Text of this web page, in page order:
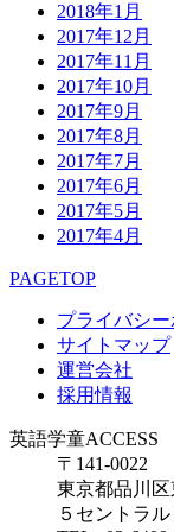
2018年1月
2017年12月
2017年11月
2017年10月
2017年9月
2017年8月
2017年7月
2017年6月
2017年5月
2017年4月
PAGETOP
プライバシ
サイトマップ
運営会社
採用情報
英語学童ACCESS
〒141-0022
東京都品川区
５セントラ